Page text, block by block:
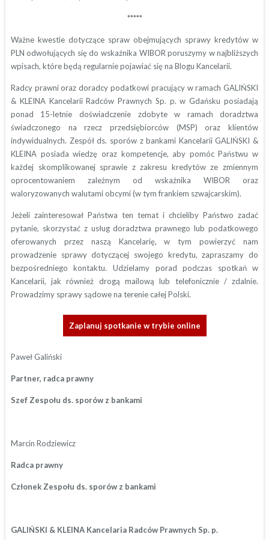
*****
Ważne kwestie dotyczące spraw obejmujących sprawy kredytów w
PLN odwołujących się do wskaźnika WIBOR poruszymy w najbliższych
wpisach, które będą regularnie pojawiać się na Blogu Kancelarii.
Radcy prawni oraz doradcy podatkowi pracujący w ramach GALIŃSKI
& KLEINA Kancelarii Radców Prawnych Sp. p. w Gdańsku posiadają
ponad 15-letnie doświadczenie zdobyte w ramach doradztwa
świadczonego na rzecz przedsiębiorców (MSP) oraz klientów
indywidualnych. Zespół ds. sporów z bankami Kancelarii GALIŃSKI &
KLEINA posiada wiedzę oraz kompetencje, aby pomóc Państwu w
każdej skomplikowanej sprawie z zakresu kredytów ze zmiennym
oprocentowaniem zależnym od wskaźnika WIBOR oraz
waloryzowanych walutami obcymi (w tym frankiem szwajcarskim).
Jeżeli zainteresował Państwa ten temat i chcieliby Państwo zadać
pytanie, skorzystać z usług doradztwa prawnego lub podatkowego
oferowanych przez naszą Kancelarię, w tym powierzyć nam
prowadzenie sprawy dotyczącej swojego kredytu, zapraszamy do
bezpośredniego kontaktu. Udzielamy porad podczas spotkań w
Kancelarii, jak również drogą mailową lub telefonicznie / zdalnie.
Prowadzimy sprawy sądowe na terenie całej Polski.
Zaplanuj spotkanie w trybie online
Paweł Galiński
Partner, radca prawny
Szef Zespołu ds. sporów z bankami
Marcin Rodziewicz
Radca prawny
Członek Zespołu ds. sporów z bankami
GALIŃSKI & KLEINA Kancelaria Radców Prawnych Sp. p.